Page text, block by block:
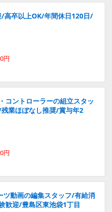
高卒以上OK/年間休日120日/
円
コントローラーの組立スタッ
業ほぼなし推奨/賞与年2
円
ツ動画の編集スタッフ/有給消
歓迎/豊島区東池袋1丁目